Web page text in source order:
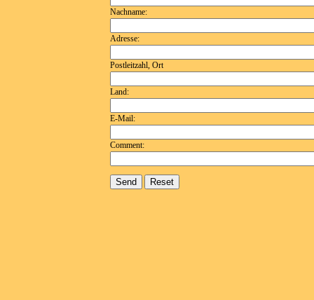
Nachname:
Adresse:
Postleitzahl, Ort
Land:
E-Mail:
Comment: